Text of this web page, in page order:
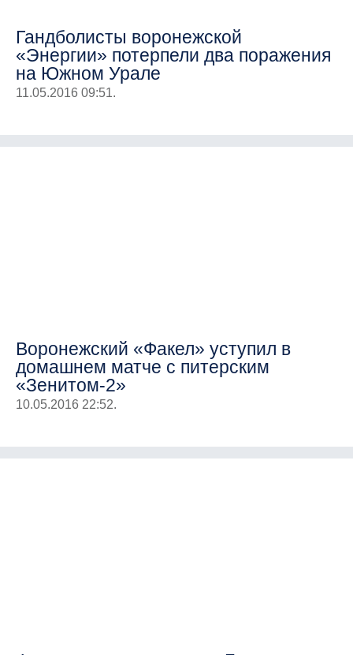
Гандболисты воронежской
«Энергии» потерпели два поражения
на Южном Урале
11.05.2016 09:51.
Воронежский «Факел» уступил в
домашнем матче с питерским
«Зенитом-2»
10.05.2016 22:52.